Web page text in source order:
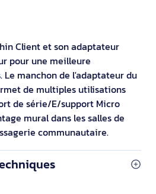
Client et son adaptateur
pour une meilleure
manchon de l'adaptateur du
de multiples utilisations
de série/E/support Micro
mural dans les salles de
communautaire.